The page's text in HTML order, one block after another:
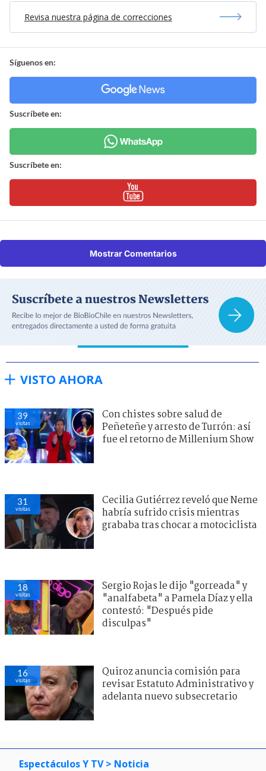
Revisa nuestra página de correcciones
Síguenos en:
Suscríbete en:
Suscríbete en:
Mostrar Comentarios
VISTO AHORA
39
visitas
Con chistes sobre salud de
Peñeteñe y arresto de Turrón: así
fue el retorno de Millenium Show
31
visitas
Cecilia Gutiérrez reveló que Neme
habría sufrido crisis mientras
grababa tras chocar a motociclista
18
visitas
Sergio Rojas le dijo "gorreada" y
"analfabeta" a Pamela Díaz y ella
contestó: "Después pide
disculpas"
16
visitas
Quiroz anuncia comisión para
revisar Estatuto Administrativo y
adelanta nuevo subsecretario
Espectáculos Y TV > Noticia